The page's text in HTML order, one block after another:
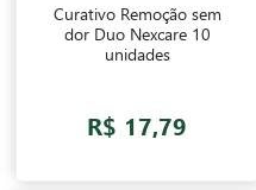
Curativo Remoção sem
dor Duo Nexcare 10
unidades
R$ 17,79